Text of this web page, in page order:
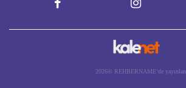
2026© REHBERNAME’de